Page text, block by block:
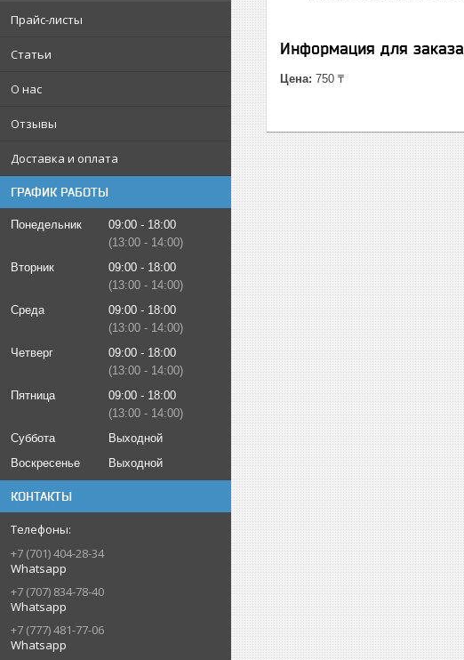
Прайс-листы
Статьи
О нас
Отзывы
Доставка и оплата
ГРАФИК РАБОТЫ
Понедельник 09:00
18:00
13:00
14:00
Вторник
09:00
18:00
13:00
14:00
Среда
09:00
18:00
13:00
14:00
Четверг
09:00
18:00
13:00
14:00
Пятница
09:00
18:00
13:00
14:00
Суббота
Выходной
Воскресенье
Выходной
КОНТАКТЫ
+7 (701) 404-28-34
Whatsapp
+7 (707) 834-78-40
Whatsapp
+7 (777) 481-77-06
Whatsapp
Информация для заказа
Цена: 750 ₸